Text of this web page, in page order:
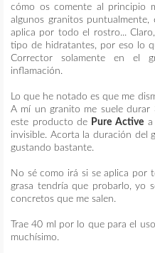
cómo os comente al principio
algunos granitos
aplica por todo el rostro...
tipo de hidratantes, por eso lo
Corrector solamente en el
inflamación.
Lo que he notado es que me
A mí un granito me suele
este producto de Pure Activea
invisible. Acorta la duración del
gustando bastante.
No sé como irá si se aplica por
grasa tendría que probarlo, yo
concretos que me salen.
Trae 40 ml por lo que para el
muchísimo.